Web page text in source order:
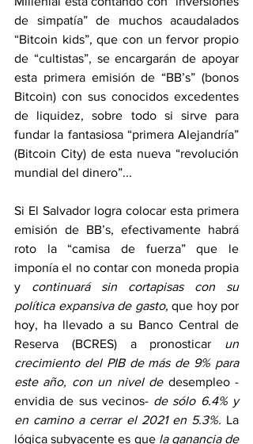
de simpatía” de muchos acaudalados
“Bitcoin kids”, que con un fervor propio
de “cultistas”, se encargarán de apoyar
esta primera emisión de “BB’s” (bonos
Bitcoin) con sus conocidos excedentes
de liquidez, sobre todo si sirve para
fundar la fantasiosa “primera Alejandría”
(Bitcoin City) de esta nueva “revolución
mundial del dinero”...
Si El Salvador logra colocar esta primera
emisión de BB’s, efectivamente habrá
roto la “camisa de fuerza” que le
imponía el no contar con moneda propia
y continuará sin cortapisas con su
política expansiva de gasto, que hoy por
hoy, ha llevado a su Banco Central de
Reserva (BCRES) a pronosticar un
crecimiento del PIB de más de 9% para
este año, con un nivel de desempleo -
envidia de sus vecinos- de sólo 6.4% y
en camino a cerrar el 2021 en 5.3%. La
lógica subyacente es que la ganancia de